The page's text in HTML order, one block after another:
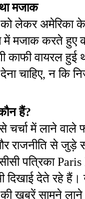
मजाक
को लेकर अमेरिका
में मजाक करते हुए
काफी वायरल हुई
देना चाहिए, न कि
हैं?
चर्चा में लाने
और राजनीति से
पत्रिका
देते रहे हैं।
की खबरें सामने